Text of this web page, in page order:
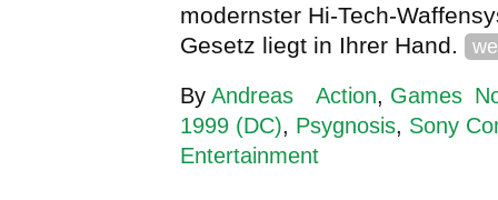
modernster Hi-Tech-
Gesetz liegt in Ihrer Hand.
By Andreas Action, Games
1999 (DC), Psygnosis, Sony
Entertainment